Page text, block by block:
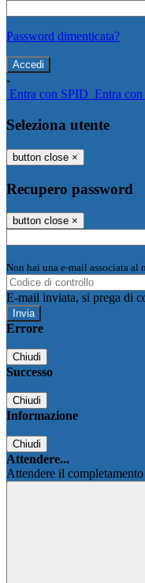
Password dimenticata?
-
Entra con SPID Entra
Seleziona utente
button close ×
Recupero password
button close ×
Non hai una e-mail associata al
E-mail inviata, si prega di
Errore
Chiudi
Successo
Chiudi
Informazione
Chiudi
Attendere...
Attendere il